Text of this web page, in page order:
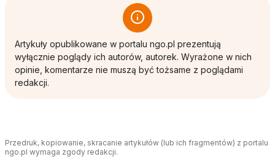
Artykuły opublikowane w portalu ngo.pl prezentują
wyłącznie poglądy ich autorów, autorek. Wyrażone w nich
opinie, komentarze nie muszą być tożsame z poglądami
redakcji.
Przedruk, kopiowanie, skracanie artykułów (lub ich fragmentów) z portalu
ngo.pl wymaga zgody redakcji.